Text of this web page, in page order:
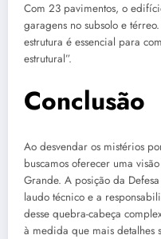
Com 23 pavimentos, o
garagens no subsolo e
estrutura é essencial para
estrutural”.
Conclusão
Ao desvendar os mistérios
buscamos oferecer uma
Grande. A posição da
laudo técnico e a
desse quebra-cabeça
à medida que mais detalhes